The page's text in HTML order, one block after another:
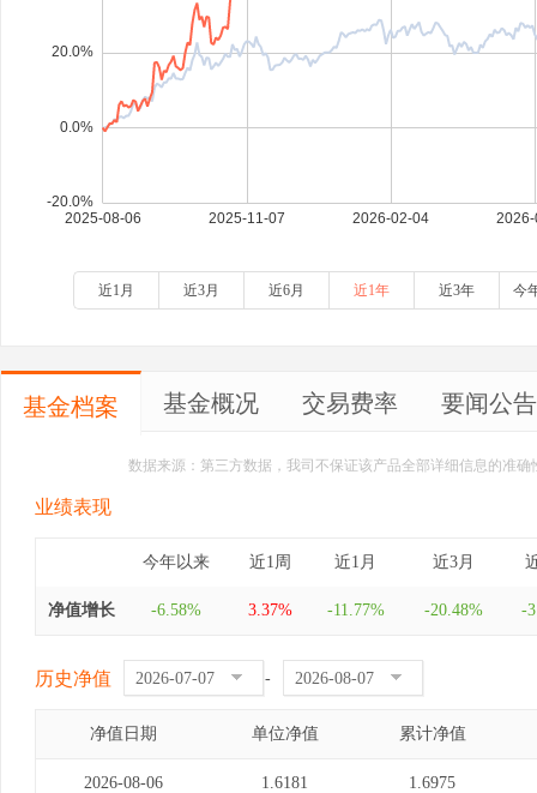
近1月 近3月 近6月 近1年 近3年 今
基金档案 基金概况 交易费率 要闻公告
数据来源：第三方数据，我司不保证该产品全部详细信息的准
业绩表现
今年以来 近1周 近1月 近3月
净值增长 -6.58% 3.37% -11.77% -20.48% -
历史净值 -
净值日期 单位净值 累计净值
2026-08-06 1.6181 1.6975